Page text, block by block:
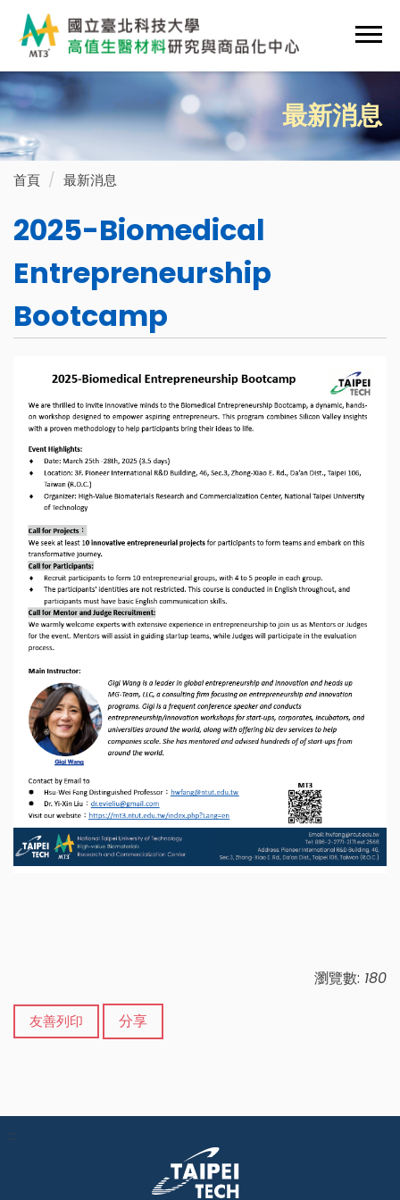
要
內
容
區
最新消息
首頁 最新消息
2025-Biomedical
Entrepreneurship
Bootcamp
瀏覽數: 180
友善列印 分享
:::